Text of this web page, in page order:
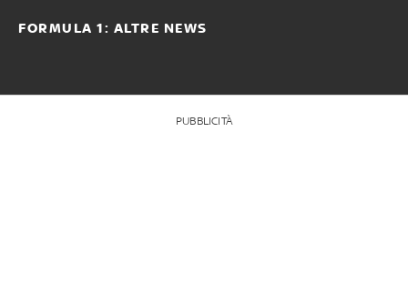
FORMULA 1: ALTRE NEWS
PUBBLICITÀ